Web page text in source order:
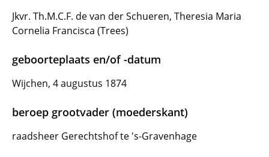
Jkvr. Th.M.C.F. de van der Schueren, Theresia Maria
Cornelia Francisca (Trees)
geboorteplaats en/of -datum
Wijchen, 4 augustus 1874
beroep grootvader (moederskant)
raadsheer Gerechtshof te 's-Gravenhage